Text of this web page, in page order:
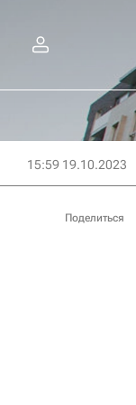
15:59 19.10.2023
Поделиться